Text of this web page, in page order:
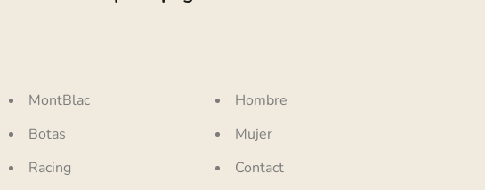
MontBlac
Botas
Racing
Hombre
Mujer
Contact